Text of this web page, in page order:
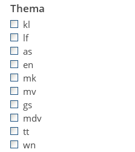
Thema
kl
lf
as
en
mk
mv
gs
mdv
tt
wn